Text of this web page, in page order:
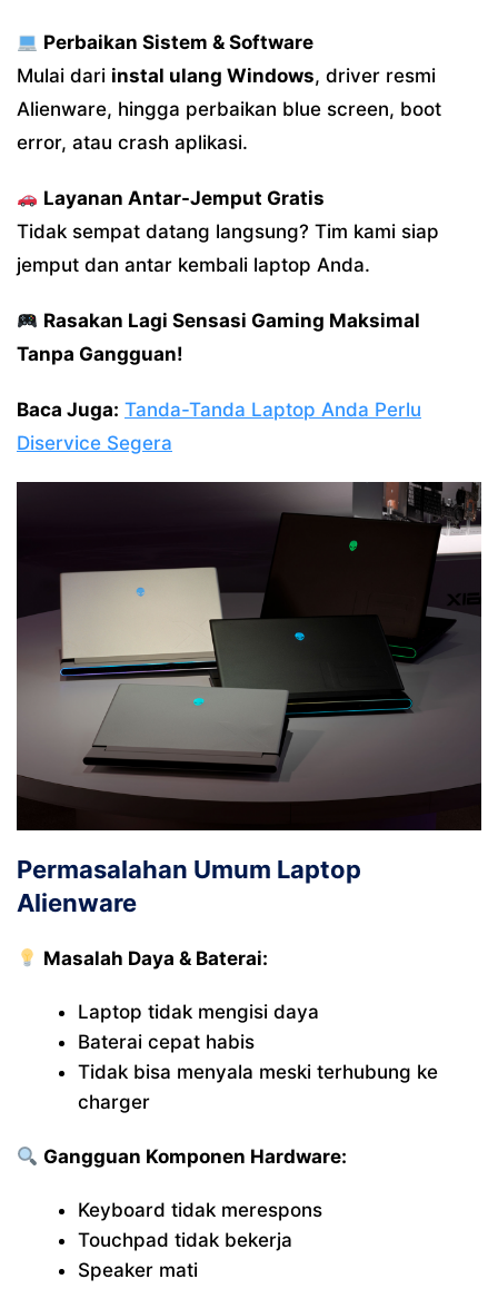
Perbaikan Sistem & Software
Mulai dari instal ulang Windows, driver resmi
Alienware, hingga perbaikan blue screen, boot
error, atau crash aplikasi.
Layanan Antar-Jemput Gratis
Tidak sempat datang langsung? Tim kami siap
jemput dan antar kembali laptop Anda.
Rasakan Lagi Sensasi Gaming Maksimal
Tanpa Gangguan!
Baca Juga: Tanda-Tanda Laptop Anda Perlu
Diservice Segera
Permasalahan Umum Laptop
Alienware
Masalah Daya & Baterai:
Laptop tidak mengisi daya
Baterai cepat habis
Tidak bisa menyala meski terhubung ke
charger
Gangguan Komponen Hardware:
Keyboard tidak merespons
Touchpad tidak bekerja
Speaker mati